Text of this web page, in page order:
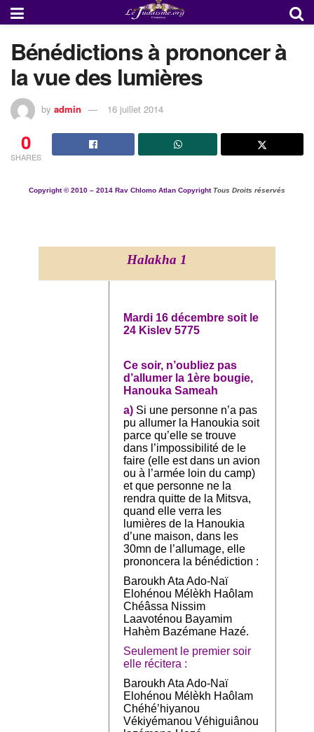
Bénédictions à prononcer à
la vue des lumières
by admin 16 juillet 2014
0
SHARES
Copyright ©2010 – 2014 Rav Chlomo Atlan Copyright Tous Droits réservés
Halakha 1
Mardi 16 décembre soit le
24 Kislev 5775
Ce soir, n’oubliez pas
d’allumer la 1ère bougie,
Hanouka Sameah
a) Si une personne n’a pas
pu allumer la Hanoukia soit
parce qu’elle se trouve
dans l’impossibilité de le
faire (elle est dans un avion
ou à l’armée loin du camp)
et que personne ne la
rendra quitte de la Mitsva,
quand elle verra les
lumières de la Hanoukia
d’une maison, dans les
30mn de l’allumage, elle
prononcera la bénédiction :
Baroukh Ata Ado-Naï
Elohénou Mélèkh Haôlam
Chéâssa Nissim
Laavoténou Bayamim
Hahèm Bazémane Hazé.
Seulement le premier soir
elle récitera :
Baroukh Ata Ado-Naï
Elohénou Mélèkh Haôlam
Chéhé’hiyanou
Vékiyémanou Véhiguiânou